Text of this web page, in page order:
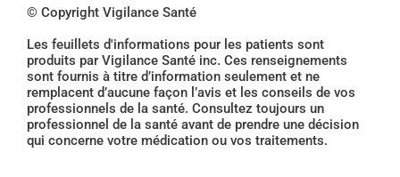
© Copyright Vigilance Santé
Les feuillets d'informations pour les patients sont
produits par Vigilance Santé inc. Ces renseignements
sont fournis à titre d’information seulement et ne
remplacent d’aucune façon l’avis et les conseils de vos
professionnels de la santé. Consultez toujours un
professionnel de la santé avant de prendre une décision
qui concerne votre médication ou vos traitements.